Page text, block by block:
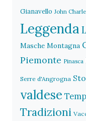
Gianavello John
Leggenda
Masche Montagna
Piemonte Pinasca
Serre d'Angrogna
valdese
Tradizioni